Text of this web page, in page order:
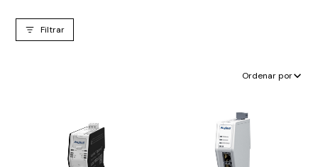
Filtrar
Ordenar por